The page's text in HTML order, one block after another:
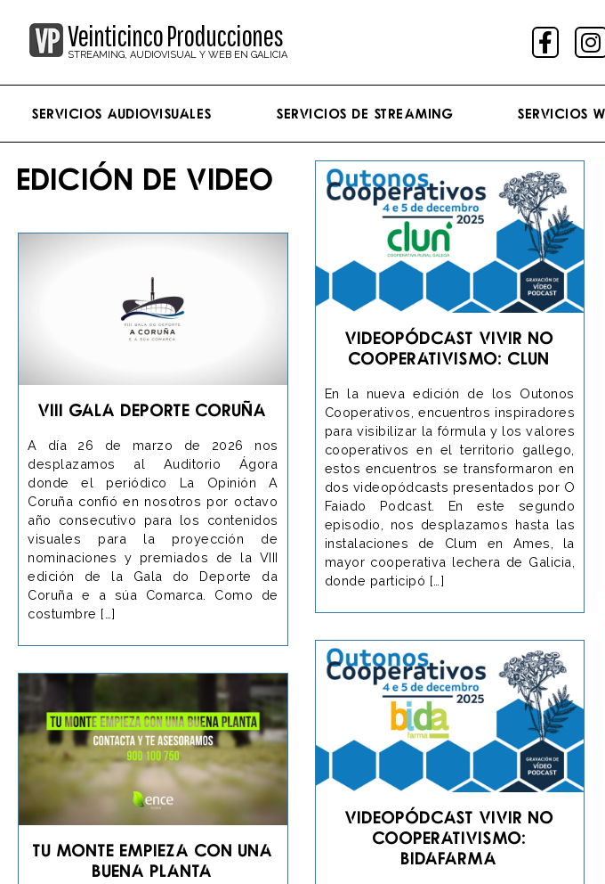
Veinticinco Producciones
STREAMING, AUDIOVISUAL Y WEB EN GALICIA
Servicios Audiovisuales Servicios de streaming Servicios
EDICIÓN DE VIDEO
VIII GALA DEPORTE CORUÑA
A día 26 de marzo de 2026 nos
desplazamos al Auditorio Ágora
donde el periódico La Opinión A
Coruña confió en nosotros por octavo
año consecutivo para los contenidos
visuales para la proyección de
nominaciones y premiados de la VIII
edición de la Gala do Deporte da
Coruña e a súa Comarca. Como de
costumbre […]
Tu monte empieza con una
buena planta
Videopódcast Vivir no
cooperativismo: Clun
En la nueva edición de los Outonos
Cooperativos, encuentros inspiradores
para visibilizar la fórmula y los valores
cooperativos en el territorio gallego,
estos encuentros se transformaron en
dos videopódcasts presentados por O
Faiado Podcast. En este segundo
episodio, nos desplazamos hasta las
instalaciones de Clum en Ames, la
mayor cooperativa lechera de Galicia,
donde participó […]
Videopódcast Vivir no
cooperativismo:
Bidafarma